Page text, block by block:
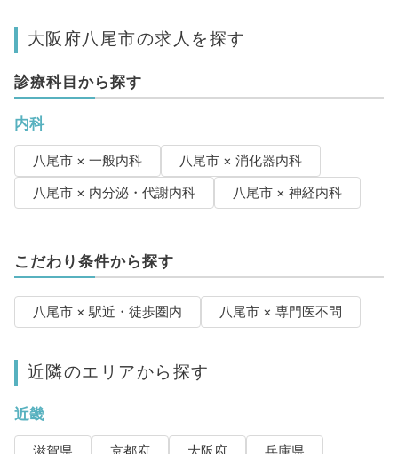
大阪府八尾市の求人を探す
診療科目から探す
内科
八尾市 × 一般内科
八尾市 × 消化器内科
八尾市 × 内分泌・代謝内科
八尾市 × 神経内科
こだわり条件から探す
八尾市 × 駅近・徒歩圏内 八尾市 × 専門医不問
近隣のエリアから探す
近畿